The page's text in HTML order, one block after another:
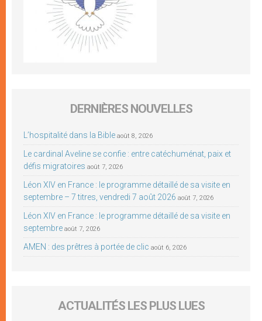
DERNIÈRES NOUVELLES
L’hospitalité dans la Bible août 8, 2026
Le cardinal Aveline se confie : entre catéchuménat, paix et
défis migratoires août 7, 2026
Léon XIV en France : le programme détaillé de sa visite en
septembre – 7 titres, vendredi 7 août 2026 août 7, 2026
Léon XIV en France : le programme détaillé de sa visite en
septembre août 7, 2026
AMEN : des prêtres à portée de clic août 6, 2026
ACTUALITÉS LES PLUS LUES